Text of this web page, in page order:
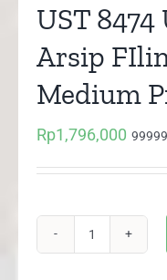
UST
Arsip
Medium
Rp1,796,000